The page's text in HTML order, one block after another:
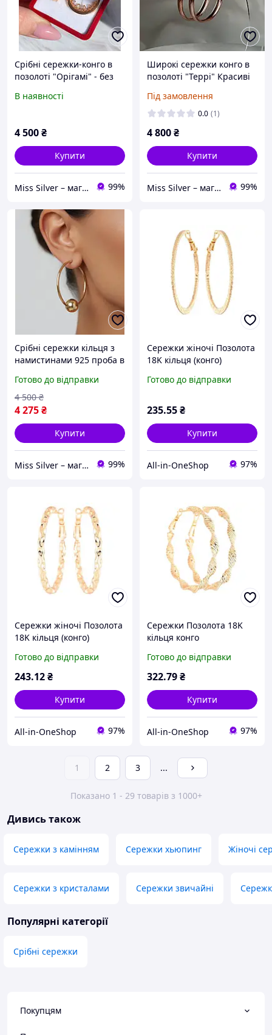
Срібні сережки-конго в
позолоті "Орігамі" - без
В наявності
4 500₴
Купити
Miss Silver – магазин ювелірних виробів зі срібла 99%
Широкі сережки конго в
позолоті "Террі" Красиві
срібло 925 проби - ф. 3,5
см
Під замовлення
0.0 (1)
4 800₴
Купити
Miss Silver – магазин ювелірних виробів зі срібла 99%
Срібні сережки кільця з
намистинами 925 проба в
3 см
Готово до відправки
4 275₴
4 500 ₴
Купити
Miss Silver – магазин ювелірних виробів зі срібла 99%
Сережки жіночі Позолота
18K кільця (конго)
4.4см (195806) ТМ XUPING
Готово до відправки
235.55₴
Купити
All-in-OneShop 97%
Сережки жіночі Позолота
18K кільця (конго)
ø 4см (256050) ТМ XUPING
BP
Готово до відправки
243.12₴
Купити
All-in-OneShop 97%
Сережки Позолота 18K
кільця конго
візерунок» ø 5см 270587
ТМ XUPING
Готово до відправки
322.79₴
Купити
All-in-OneShop 97%
1 2 3 ...
Показано 1 - 29 товарів з 1000+
Дивись також
Сережки з камінням Сережки хьюпинг Жіночі
Сережки з кристалами Сережки звичайні
Популярні категорії
Срібні сережки
Покупцям